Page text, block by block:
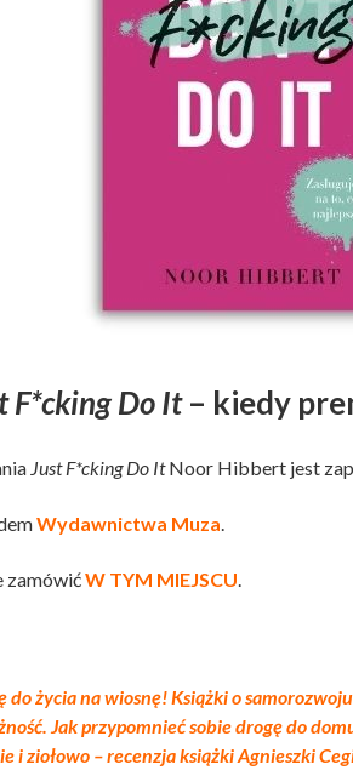
F*cking Do It– kiedy
Just F*cking Do ItNoor Hibbert jest
Wydawnictwa Muza
zamówićW TYM MIEJSCU
do życia na wiosnę! Książki o samorozwoju
Jak przypomnieć sobie drogę do
i ziołowo – recenzja książki Agnieszki